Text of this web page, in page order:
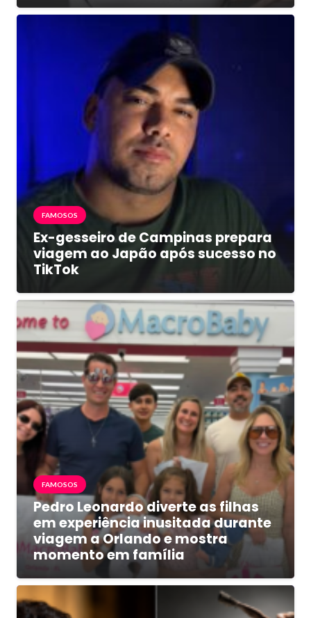
FAMOSOS
Ex-gesseiro de Campinas prepara
viagem ao Japão após sucesso no
TikTok
FAMOSOS
Pedro Leonardo diverte as filhas
em experiência inusitada durante
viagem a Orlando e mostra
momento em família